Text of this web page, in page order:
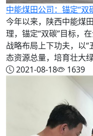
中能煤田公司：锚定“
今年以来，陕西中能煤
理，锚定“双碳”目标，
战略布局上下功夫，以
态资源总量，培育壮大
2021-08-18
1639